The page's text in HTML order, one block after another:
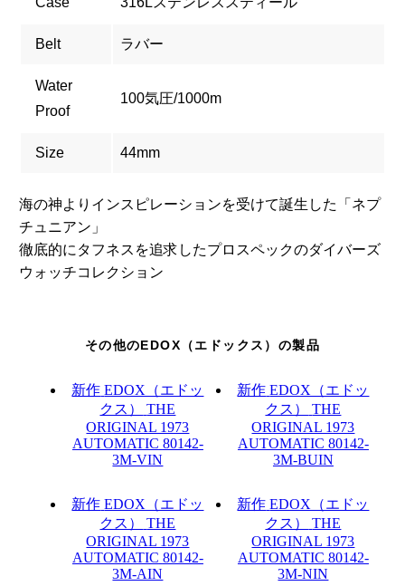
Belt ラバー
Water
Proof
100気圧/1000m
Size 44mm
海の神よりインスピレーションを受けて誕生した「ネプ
チュニアン」
徹底的にタフネスを追求したプロスペックのダイバーズ
ウォッチコレクション
その他のEDOX（エドックス）の製品
新作 EDOX（エドッ
クス）
THE
ORIGINAL 1973
AUTOMATIC 80142-
3M-VIN
新作 EDOX（エドッ
クス）
THE
ORIGINAL 1973
AUTOMATIC 80142-
3M-BUIN
新作 EDOX（エドッ
クス）
THE
ORIGINAL 1973
AUTOMATIC 80142-
3M-AIN
新作 EDOX（エドッ
クス）
THE
ORIGINAL 1973
AUTOMATIC 80142-
3M-NIN